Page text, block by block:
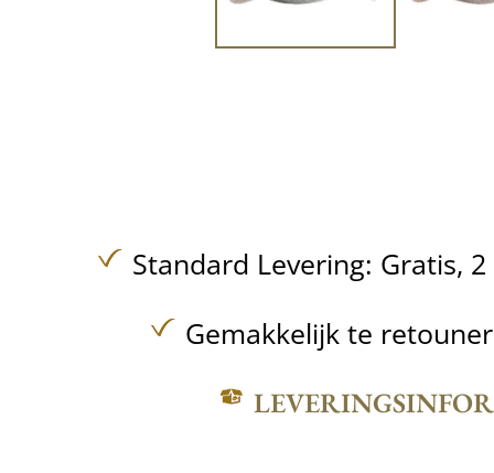
Standard Levering: Gratis,
Gemakkelijk te